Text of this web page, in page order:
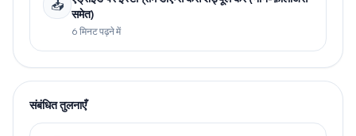
📥
समेत)
6 मिनट पढ़ने में
संबंधित तुलनाएँ